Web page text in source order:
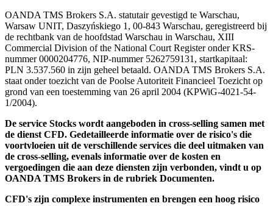
OANDA TMS Brokers S.A. statutair gevestigd te Warschau,
Warsaw UNIT, Daszyńskiego 1, 00-843 Warschau, geregistreerd bij
de rechtbank van de hoofdstad Warschau in Warschau, XIII
Commercial Division of the National Court Register onder KRS-
nummer 0000204776, NIP-nummer 5262759131, startkapitaal:
PLN 3.537.560 in zijn geheel betaald. OANDA TMS Brokers S.A.
staat onder toezicht van de Poolse Autoriteit Financieel Toezicht op
grond van een toestemming van 26 april 2004 (KPWiG-4021-54-
1/2004).
De service Stocks wordt aangeboden in cross-selling samen met
de dienst CFD. Gedetailleerde informatie over de risico's die
voortvloeien uit de verschillende services die deel uitmaken van
de cross-selling, evenals informatie over de kosten en
vergoedingen die aan deze diensten zijn verbonden, vindt u op
OANDA TMS Brokers in de rubriek Documenten.
CFD's zijn complexe instrumenten en brengen een hoog risico